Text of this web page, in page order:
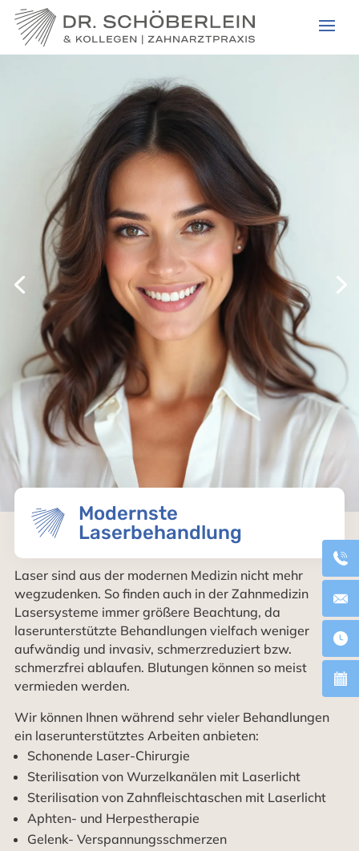
Modernste
Laserbehandlung
Laser sind aus der modernen Medizin nicht mehr
wegzudenken. So finden auch in der Zahnmedizin
Lasersysteme immer größere Beachtung, da
laserunterstützte Behandlungen vielfach weniger
aufwändig und invasiv, schmerzreduziert bzw.
schmerzfrei ablaufen. Blutungen können so meist
vermieden werden.
Wir können Ihnen während sehr vieler Behandlungen
ein laserunterstütztes Arbeiten anbieten:
Schonende Laser-Chirurgie
Sterilisation von Wurzelkanälen mit Laserlicht
Sterilisation von Zahnfleischtaschen mit Laserlicht
Aphten- und Herpestherapie
Gelenk- Verspannungsschmerzen